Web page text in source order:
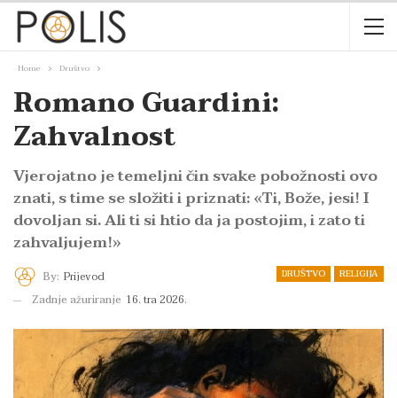
Home Društvo
Romano Guardini:
Zahvalnost
Vjerojatno je temeljni čin svake pobožnosti ovo
znati, s time se složiti i priznati: «Ti, Bože, jesi! I
dovoljan si. Ali ti si htio da ja postojim, i zato ti
zahvaljujem!»
DRUŠTVO RELIGIJA
By: Prijevod
Zadnje ažuriranje 16. tra 2026.